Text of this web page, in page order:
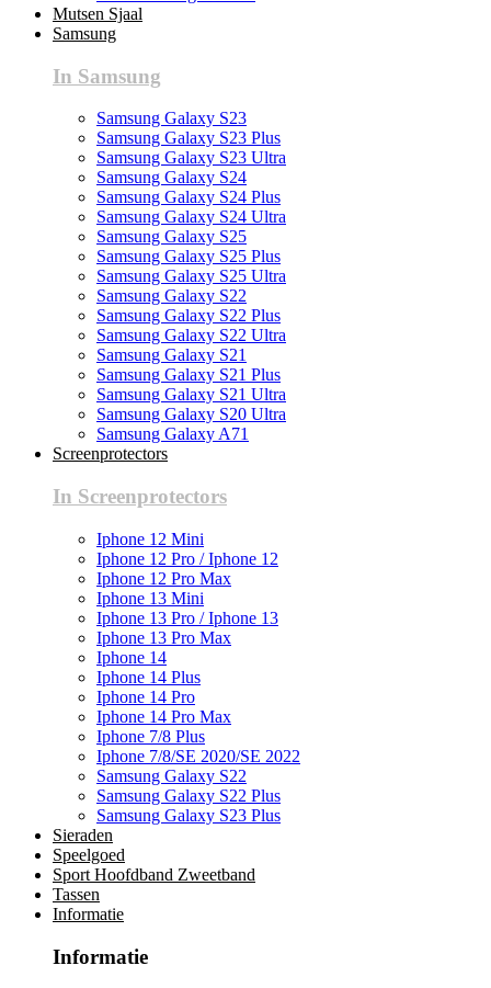
Mutsen Sjaal
Samsung
In Samsung
Samsung Galaxy S23
Samsung Galaxy S23 Plus
Samsung Galaxy S23 Ultra
Samsung Galaxy S24
Samsung Galaxy S24 Plus
Samsung Galaxy S24 Ultra
Samsung Galaxy S25
Samsung Galaxy S25 Plus
Samsung Galaxy S25 Ultra
Samsung Galaxy S22
Samsung Galaxy S22 Plus
Samsung Galaxy S22 Ultra
Samsung Galaxy S21
Samsung Galaxy S21 Plus
Samsung Galaxy S21 Ultra
Samsung Galaxy S20 Ultra
Samsung Galaxy A71
Screenprotectors
In Screenprotectors
Iphone 12 Mini
Iphone 12 Pro / Iphone 12
Iphone 12 Pro Max
Iphone 13 Mini
Iphone 13 Pro / Iphone 13
Iphone 13 Pro Max
Iphone 14
Iphone 14 Plus
Iphone 14 Pro
Iphone 14 Pro Max
Iphone 7/8 Plus
Iphone 7/8/SE 2020/SE 2022
Samsung Galaxy S22
Samsung Galaxy S22 Plus
Samsung Galaxy S23 Plus
Sieraden
Speelgoed
Sport Hoofdband Zweetband
Tassen
Informatie
Informatie